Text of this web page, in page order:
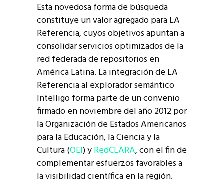
Esta novedosa forma de búsqueda
constituye un valor agregado para LA
Referencia, cuyos objetivos apuntan a
consolidar servicios optimizados de la
red federada de repositorios en
América Latina. La integración de LA
Referencia al explorador semántico
Intelligo forma parte de un convenio
firmado en noviembre del año 2012 por
la Organización de Estados Americanos
para la Educación, la Ciencia y la
Cultura (OEI) yRedCLARA, con el fin de
complementar esfuerzos favorables a
la visibilidad científica en la región.